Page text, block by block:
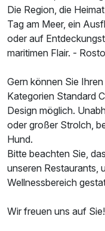
Die Region, die
Tag am Meer, ein
oder auf
maritimen Flair. -
Gern können Sie
Kategorien Standard
Design möglich.
oder großer Strolch,
Hund.
Bitte beachten Sie,
unseren Restaurants,
Wellnessbereich
Wir freuen uns auf Sie!